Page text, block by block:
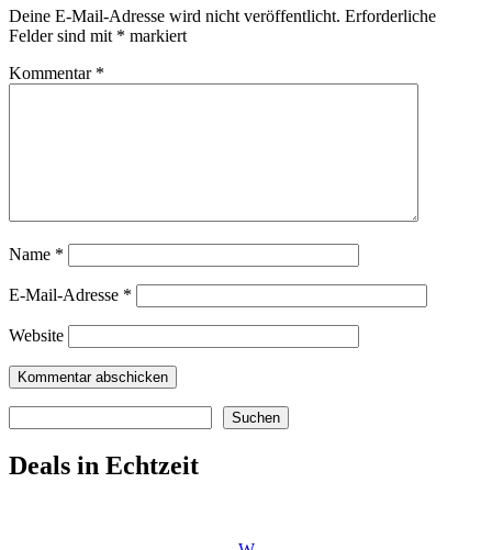
Deine E-Mail-Adresse wird nicht veröffentlicht. Erforderliche
Felder sind mit * markiert
Kommentar *
Name *
E-Mail-Adresse *
Website
Suchen
Deals in Echtzeit